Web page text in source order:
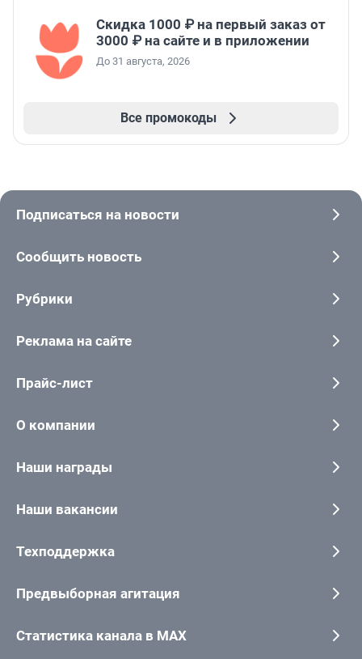
Скидка 1000 ₽ на первый заказ от
3000 ₽ на сайте и в приложении
До 31 августа, 2026
Все промокоды
Подписаться на новости
Сообщить новость
Рубрики
Реклама на сайте
Прайс-лист
О компании
Наши награды
Наши вакансии
Техподдержка
Предвыборная агитация
Статистика канала в MAX